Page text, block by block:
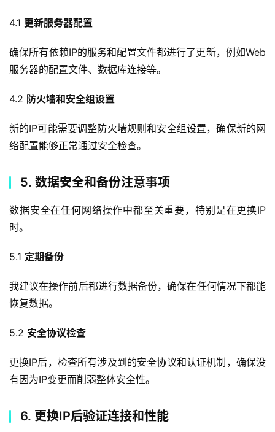
4.1 更新服务器配置
确保所有依赖IP的服务和配置文件都进行了更新，例如Web
服务器的配置文件、数据库连接等。
4.2 防火墙和安全组设置
新的IP可能需要调整防火墙规则和安全组设置，确保新的网
络配置能够正常通过安全检查。
5. 数据安全和备份注意事项
数据安全在任何网络操作中都至关重要，特别是在更换IP
时。
5.1 定期备份
我建议在操作前后都进行数据备份，确保在任何情况下都能
恢复数据。
5.2 安全协议检查
更换IP后，检查所有涉及到的安全协议和认证机制，确保没
有因为IP变更而削弱整体安全性。
6. 更换IP后验证连接和性能